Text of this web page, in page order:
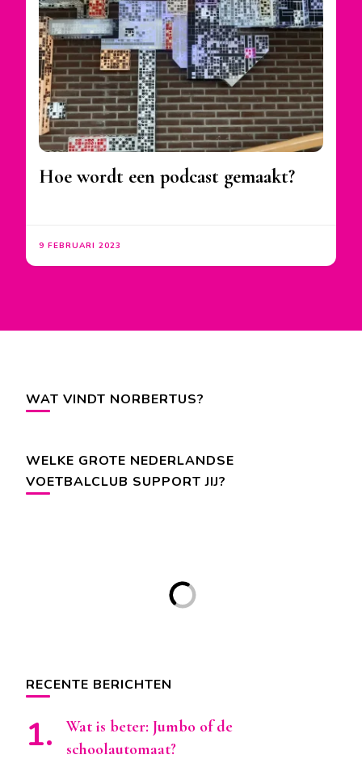
Hoe wordt een podcast gemaakt?
9 FEBRUARI 2023
WAT VINDT NORBERTUS?
WELKE GROTE NEDERLANDSE
VOETBALCLUB SUPPORT JIJ?
RECENTE BERICHTEN
Wat is beter: Jumbo of de
schoolautomaat?